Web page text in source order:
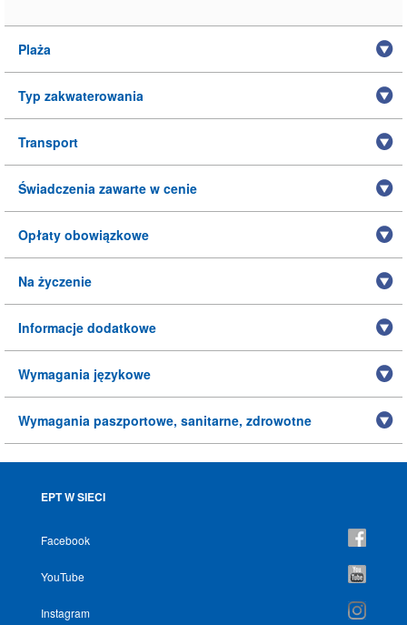
Plaża
Typ zakwaterowania
Transport
Świadczenia zawarte w cenie
Opłaty obowiązkowe
Na życzenie
Informacje dodatkowe
Wymagania językowe
Wymagania paszportowe, sanitarne, zdrowotne
EPT W SIECI
Facebook
YouTube
Instagram